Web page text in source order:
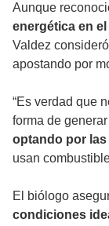
Aunque
energética en
Valdez
apostando por
“Es verdad que
forma de
optando por las
usan
El biólogo
condiciones